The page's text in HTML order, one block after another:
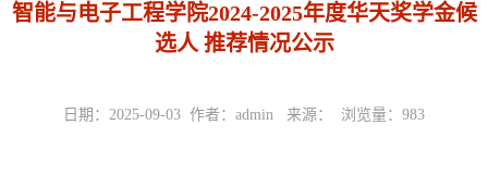
智能与电子工程学院2024-2025年度华天奖学金候
选人 推荐情况公示
日期：2025-09-03 作者：admin 来源： 浏览量： 983